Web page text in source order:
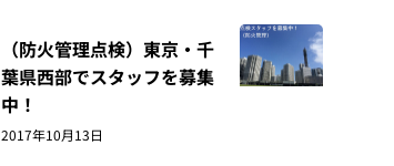
（防火管理点検）東京・千
葉県西部でスタッフを募集
中！
2017年10月13日